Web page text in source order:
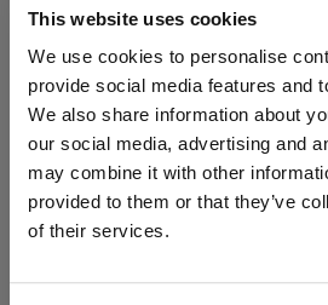
This website uses cookies
We use cookies to personalise
provide social media features and
We also share information about
our social media, advertising and
may combine it with other
provided to them or that they’ve
of their services.
LIVRAISON ET RETOURS
CHANGER DE PAYS
Vous visitez Repeat cashmere depuis
Souhaitez-vous mettre à jour votre
États-Unis ($)